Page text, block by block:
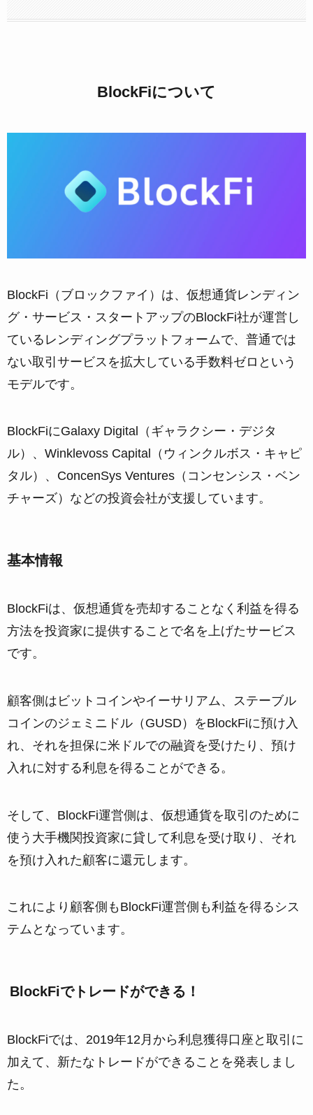
BlockFiについて
BlockFi（ブロックファイ）は、仮想通貨レンディン
グ・サービス・スタートアップのBlockFi社が運営し
ているレンディングプラットフォームで、普通では
ない取引サービスを拡大している手数料ゼロという
モデルです。
BlockFiにGalaxy Digital（ギャラクシー・デジタ
ル）、Winklevoss Capital（ウィンクルボス・キャピ
タル）、ConcenSys Ventures（コンセンシス・ベン
チャーズ）などの投資会社が支援しています。
基本情報
BlockFiは、仮想通貨を売却することなく利益を得る
方法を投資家に提供することで名を上げたサービス
です。
顧客側はビットコインやイーサリアム、ステーブル
コインのジェミニドル（GUSD）をBlockFiに預け入
れ、それを担保に米ドルでの融資を受けたり、預け
入れに対する利息を得ることができる。
そして、BlockFi運営側は、仮想通貨を取引のために
使う大手機関投資家に貸して利息を受け取り、それ
を預け入れた顧客に還元します。
これにより顧客側もBlockFi運営側も利益を得るシス
テムとなっています。
BlockFiでトレードができる！
BlockFiでは、2019年12月から利息獲得口座と取引に
加えて、新たなトレードができることを発表しまし
た。